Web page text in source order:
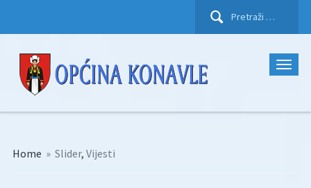
Pretraži:
Home » Slider, Vijesti